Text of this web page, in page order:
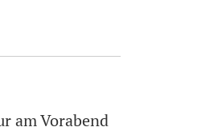
am Vorabend